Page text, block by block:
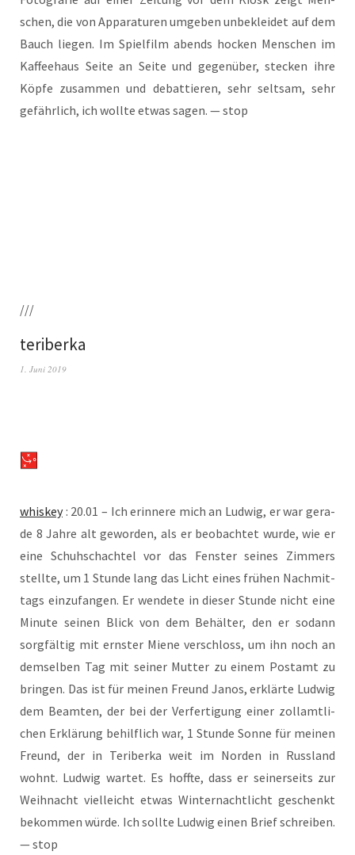
schen, die von Appa­ra­tu­ren umge­ben unbe­klei­det auf dem
Bauch lie­gen. Im Spiel­film abends hocken Men­schen im
Kaf­fee­haus Sei­te an Sei­te und gegen­über, ste­cken ihre
Köp­fe zusam­men und debat­tie­ren, sehr selt­sam, sehr
gefähr­lich, ich woll­te etwas sagen. — stop
///
teriberka
1. Juni 2019
whis­key: 20.01 – Ich erin­ne­re mich an Lud­wig, er war gera­
de 8 Jah­re alt gewor­den, als er beob­ach­tet wur­de, wie er
eine Schuh­schach­tel vor das Fens­ter sei­nes Zim­mers
stell­te, um 1 Stun­de lang das Licht eines frü­hen Nach­mit­
tags ein­zu­fan­gen. Er wen­de­te in die­ser Stun­de nicht eine
Minu­te sei­nen Blick von dem Behäl­ter, den er sodann
sorg­fäl­tig mit erns­ter Mie­ne ver­schloss, um ihn noch an
dem­sel­ben Tag mit sei­ner Mut­ter zu einem Post­amt zu
brin­gen. Das ist für mei­nen Freund Janos, erklär­te Lud­wig
dem Beam­ten, der bei der Ver­fer­ti­gung einer zoll­amt­li­
chen Erklä­rung behilf­lich war, 1 Stun­de Son­ne für mei­nen
Freund, der in Teri­ber­ka weit im Nor­den in Russ­land
wohnt. Lud­wig war­tet. Es hoff­te, dass er sei­ner­seits zur
Weih­nacht viel­leicht etwas Win­ter­nacht­licht geschenkt
bekom­men wür­de. Ich soll­te Lud­wig einen Brief schrei­ben.
— stop